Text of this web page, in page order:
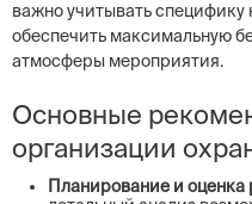
важно учитывать специфику
обеспечить максимальную
атмосферы мероприятия.
Основные
организации
Планирование и оценка